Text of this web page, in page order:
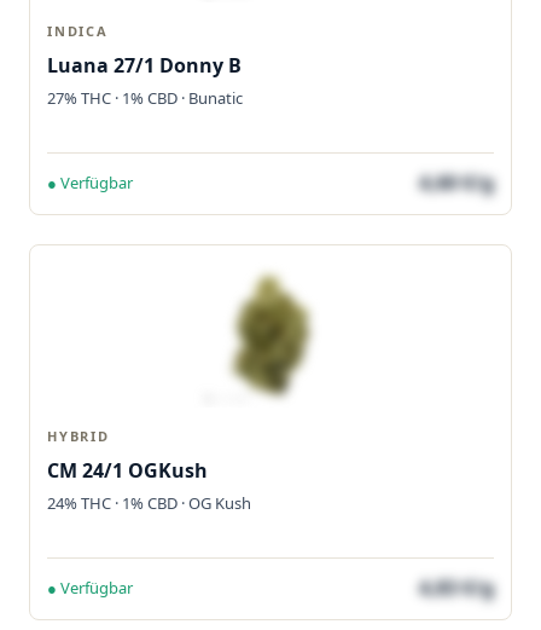
INDICA
Luana 27/1 Donny B
27% THC · 1% CBD · Bunatic
● Verfügbar 4,60 €/g
HYBRID
CM 24/1 OGKush
24% THC · 1% CBD · OG Kush
● Verfügbar 4,83 €/g